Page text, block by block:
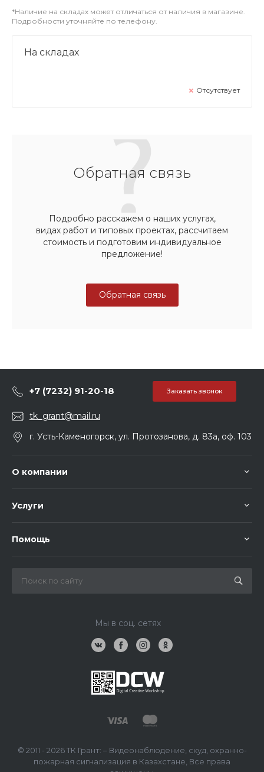
*Наличие на складах может отличаться от наличия в магазине.
Подробности уточняйте по телефону.
На складах
Отсутствует
Обратная связь
Подробно расскажем о наших услугах,
видах работ и типовых проектах, рассчитаем
стоимость и подготовим индивидуальное
предложение!
Обратная связь
+7 (7232) 91-20-18 Заказать звонок
tk_grant@mail.ru
г. Усть-Каменогорск, ул. Протозанова, д. 83а, оф. 103
О компании
Услуги
Помощь
Мы в соц. сетях
© 2011 - 2026 ТК Грант: – Видеонаблюдение, скуд, охранно-
пожарная сигнализация в Казахстане, Все права